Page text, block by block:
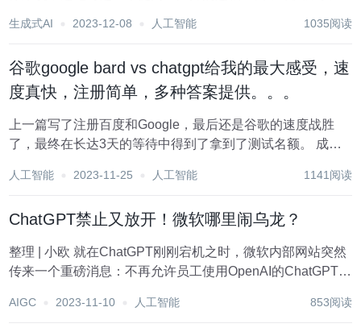
GitHub Copilot这一AI编程工具。它能够根据开发者的输入和
生成式AI 2023-12-08 人工智能 1035阅读
谷歌google bard vs chatgpt给我的最大感受，速
度真快，注册简单，多种答案提供。。。
上一篇写了注册百度和Google，最后还是谷歌的速度战胜
了，最终在长达3天的等待中得到了拿到了测试名额。 成功
Bard is an experiment As you try Bard, pl...
人工智能 2023-11-25 人工智能 1141阅读
ChatGPT禁止又放开！微软哪里闹乌龙？
整理 | 小欧 就在ChatGPT刚刚宕机之时，微软内部网站突然
传来一个重磅消息：不再允许员工使用OpenAI的ChatGPT服
息一出，迅速引发外界的猜测和关注。要知道微软作为
AIGC 2023-11-10 人工智能 853阅读